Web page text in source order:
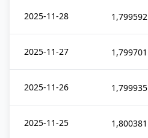
2025-11-28 1,799592
2025-11-27 1,799701
2025-11-26 1,799935
2025-11-25 1,800381